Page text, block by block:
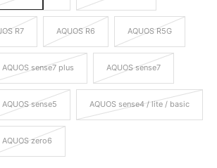
R7 AQUOS R6 AQUOS R5G
AQUOS sense7 plus AQUOS sense7
AQUOS sense5 AQUOS sense4 / lite / basic
AQUOS zero6